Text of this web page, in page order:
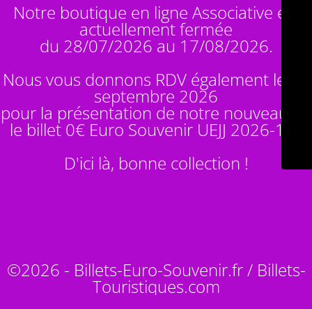
Notre boutique en ligne Associative est
actuellement fermée
du 28/07/2026 au 17/08/2026.
Nous vous donnons RDV également le 14
septembre 2026
pour la présentation de notre nouveauté :
le billet 0€ Euro Souvenir UEJJ 2026-10
D'ici là, bonne collection !
©2026 - Billets-Euro-Souvenir.fr / Billets-
Touristiques.com